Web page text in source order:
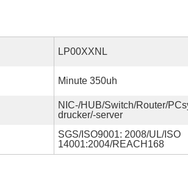
LP00XXNL
Minute 350uh
NIC-/HUB/Switch/Router/
drucker/-server
SGS/ISO9001: 2008/UL/ISO
14001:2004/REACH168